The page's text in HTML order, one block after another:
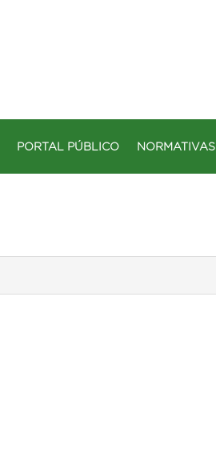
PORTAL PÚBLICO NORMATIVAS